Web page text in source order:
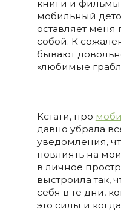
книги и
мобильный
оставляет меня
собой. К
бывают
«любимые
Кстати, про
давно убрала
уведомления,
повлиять на
в личное
выстроила так,
себя в те дни,
это силы и